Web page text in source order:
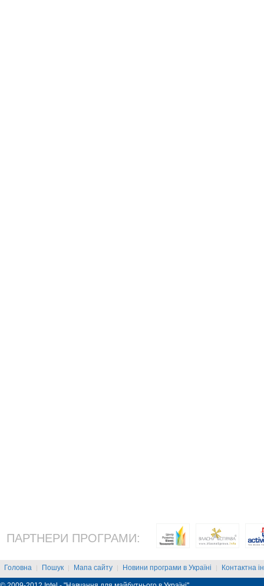
ПАРТНЕРИ ПРОГРАМИ:
Головна | Пошук | Мапа сайту | Новини програми в Україні | Контактна